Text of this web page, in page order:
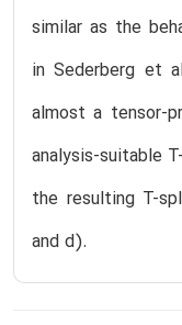
similar as the
in Sederberg et
almost a tensor-
analysis-suitable
the resulting T-
and d).